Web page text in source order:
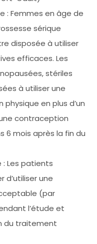
: Femmes en âge de
sérique
disposée à utiliser
efficaces. Les
stériles
à utiliser une
en plus d’un
contraception
6 mois après la fin du
Les patients
d’utiliser une
(par
l’étude et
du traitement